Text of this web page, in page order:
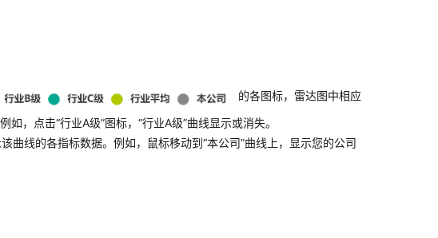
的各图标，雷达图中相应
，点击“行业A级”图标，“行业A级”曲线显示或消失。
曲线的各指标数据。例如，鼠标移动到“本公司”曲线上，显示您的公司